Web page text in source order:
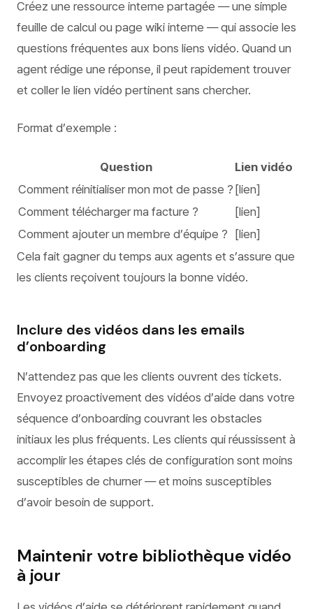
Créez une ressource interne partagée — une simple
feuille de calcul ou page wiki interne — qui associe les
questions fréquentes aux bons liens vidéo. Quand un
agent rédige une réponse, il peut rapidement trouver
et coller le lien vidéo pertinent sans chercher.
Format d’exemple :
Question
Lien vidéo
Comment réinitialiser mon mot de passe ? [lien]
Comment télécharger ma facture ?
[lien]
Comment ajouter un membre d’équipe ?
[lien]
Cela fait gagner du temps aux agents et s’assure que
les clients reçoivent toujours la bonne vidéo.
Inclure des vidéos dans les emails
d’onboarding
N’attendez pas que les clients ouvrent des tickets.
Envoyez proactivement des vidéos d’aide dans votre
séquence d’onboarding couvrant les obstacles
initiaux les plus fréquents. Les clients qui réussissent à
accomplir les étapes clés de configuration sont moins
susceptibles de churner — et moins susceptibles
d’avoir besoin de support.
Maintenir votre bibliothèque vidéo
à jour